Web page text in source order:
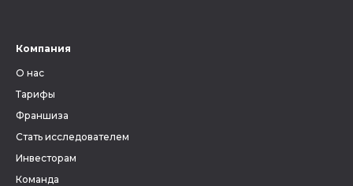
Компания
О нас
Тарифы
Франшиза
Стать исследователем
Инвесторам
Команда